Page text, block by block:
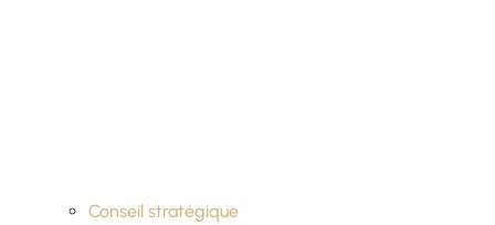
Conseil stratégique